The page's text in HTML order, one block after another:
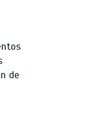
de